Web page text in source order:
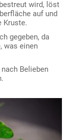
bestreut wird, löst
auf und
Kruste.
gegeben, da
was einen
Belieben